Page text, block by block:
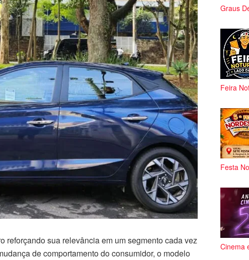
sua relevância em um segmento cada vez
de comportamento do consumidor, o modelo
Graus
Feira
Festa
Cinema